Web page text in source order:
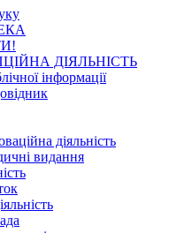
ДІЯЛЬНІСТЬ
інформації
діяльність
видання